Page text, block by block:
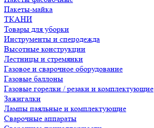
Пакеты-майка
ТКАНИ
Товары для уборки
Инструменты и спецодежда
Высотные конструкции
Лестницы и стремянки
Газовое и сварочное оборудование
Газовые баллоны
Газовые горелки / резаки и комплектующие
Зажигалки
Лампы паяльные и комплектующие
Сварочные аппараты